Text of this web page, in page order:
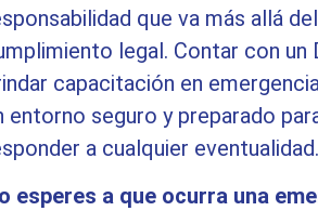
que va más allá del
legal. Contar con un
capacitación en
entorno seguro y preparado
a cualquier eventualidad.
esperes a que ocurra una